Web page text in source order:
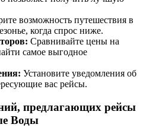
возможность путешествия в
когда спрос ниже.
Сравнивайте цены на
самое выгодное
Установите уведомления об
вас рейсы.
предлагающих рейсы
Воды